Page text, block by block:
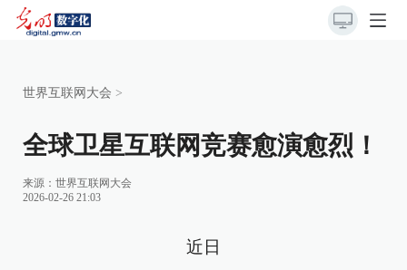
世界互联网大会 >
全球卫星互联网竞赛愈演愈烈！
来源： 世界互联网大会
2026-02-26 21:03
近日